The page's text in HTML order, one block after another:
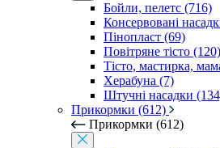
Бойли, пелетс (716)
Консервовані
Пінопласт (69)
Повітряне тісто (120)
Тісто, мастирка,
Херабуна (7)
Штучні насадки
Прикормки (612)
Прикормки (612)